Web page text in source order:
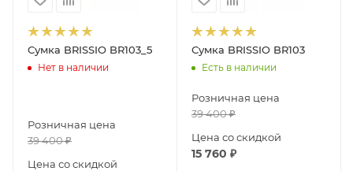
Сумка BRISSIO BR103_5
Нет в наличии
Розничная цена
39 400₽
Цена со скидкой
Сумка BRISSIO BR103
Есть в наличии
Розничная цена
39 400₽
Цена со скидкой
15 760 ₽